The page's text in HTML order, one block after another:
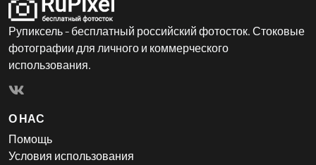
Рупиксель - бесплатный российский фотосток. Стоковые
фотографии для личного и коммерческого
использования.
О НАС
Помощь
Условия использования